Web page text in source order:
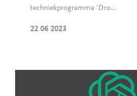
techniekprogramma 'Dro...
22 06 2023